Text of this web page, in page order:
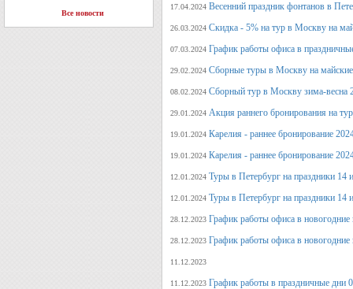
Все новости
17.04.2024 Весенний праздник фонтанов в
26.03.2024 Скидка - 5% на тур в Москву на
07.03.2024 График работы офиса в
29.02.2024 Сборные туры в Москву на
08.02.2024 Сборный тур в Москву зима-весна
29.01.2024 Акция раннего бронирования на
19.01.2024 Карелия - раннее бронирование
19.01.2024 Карелия - раннее бронирование
12.01.2024 Туры в Петербург на праздники 14
12.01.2024 Туры в Петербург на праздники 14
28.12.2023 График работы офиса в новогодние
28.12.2023 График работы офиса в новогодние
11.12.2023
11.12.2023 График работы в праздничные дни